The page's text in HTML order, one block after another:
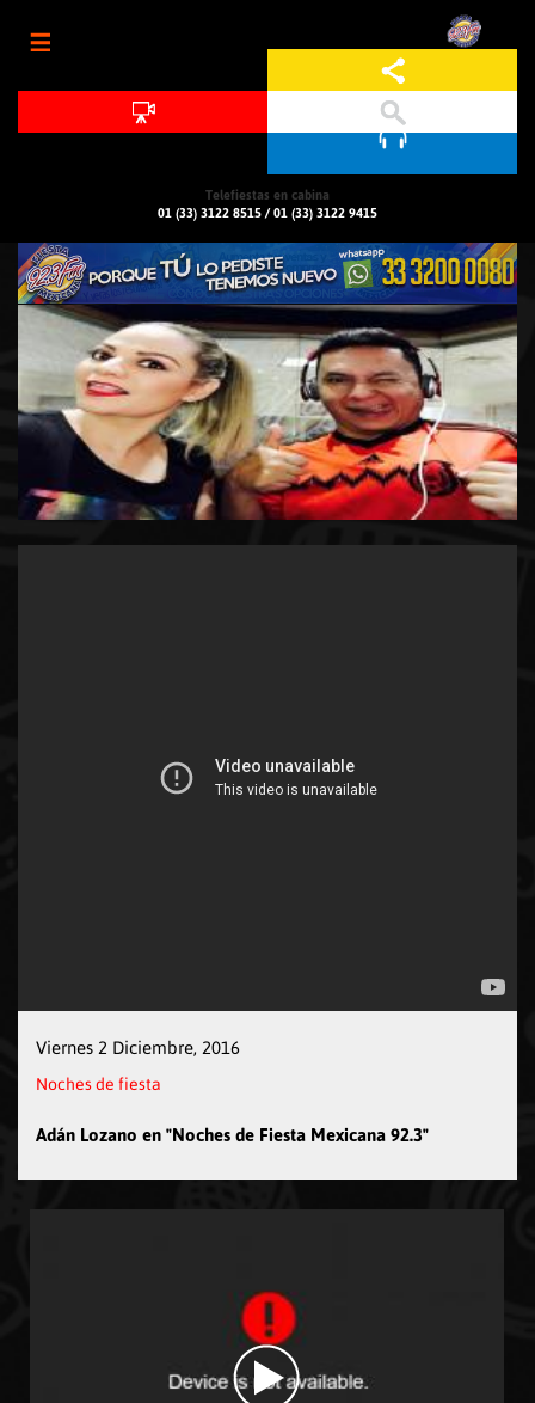
Telefiestas en cabina
01 (33) 3122 8515 /01 (33) 3122 9415
Viernes 2 Diciembre, 2016
Noches de fiesta
Adán Lozano en "Noches de Fiesta Mexicana 92.3"